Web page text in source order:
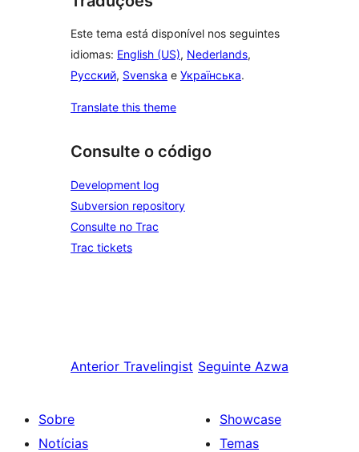
Este tema está disponível nos seguintes
idiomas: English (US), Nederlands,
Русский, Svenska e Українська.
Translate this theme
Consulte o código
Development log
Subversion repository
Consulte no Trac
Trac tickets
Anterior Travelingist Seguinte Azwa
Sobre
Notícias
Showcase
Temas